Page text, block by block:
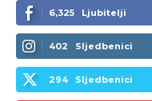
6,325 Ljubitelji
402 Sljedbenici
294 Sljedbenici